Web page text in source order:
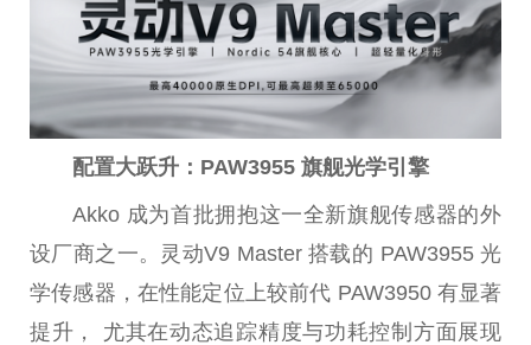
配置大跃升：PAW3955 旗舰光学引擎
Akko 成为首批拥抱这一全新旗舰传感器的外
设厂商之一。灵动V9 Master 搭载的 PAW3955 光
学传感器，在性能定位上较前代 PAW3950 有显著
提升， 尤其在动态追踪精度与功耗控制方面展现